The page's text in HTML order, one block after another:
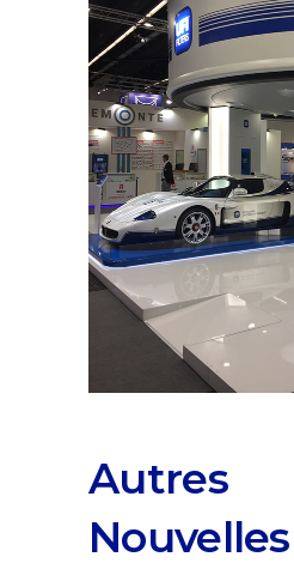
Autres
Nouvelles